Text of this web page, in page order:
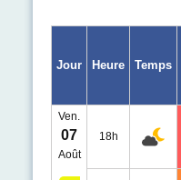
Jour Heure Temps
Ven.
07
Août
18h